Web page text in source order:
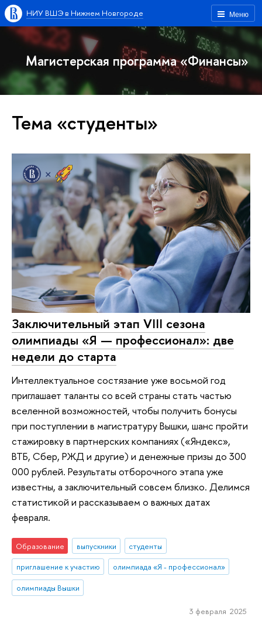
Меню
НИУ ВШЭ в Нижнем Новгороде
Магистерская программа «Финансы»
Тема «студенты»
Заключительный этап VIII сезона
олимпиады «Я — профессионал»: две
недели до старта
Интеллектуальное состязание уже восьмой год
приглашает таланты со всей страны стать частью
вселенной возможностей, чтобы получить бонусы
при поступлении в магистратуру Вышки, шанс пройти
стажировку в партнерских компаниях («Яндекс»,
ВТБ, Сбер, РЖД и другие) и денежные призы до 300
000 рублей. Результаты отборочного этапа уже
известны, а заключительный совсем близко. Делимся
статистикой и рассказываем о важных датах
февраля.
Образование выпускники
студенты
приглашение к участию
олимпиада «Я - профессионал»
олимпиады Вышки
3 февраля 2025